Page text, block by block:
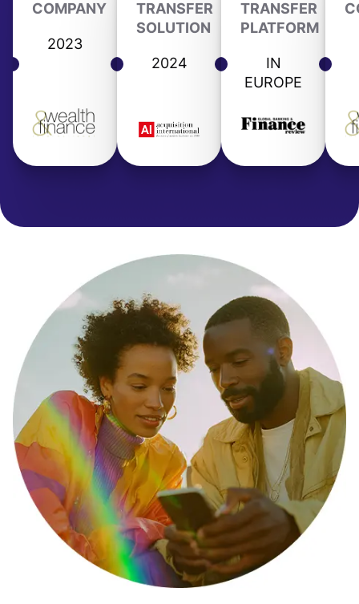
COMPANY
2023
TRANSFER
SOLUTION
2024
TRANSFER
PLATFORM
IN
EUROPE